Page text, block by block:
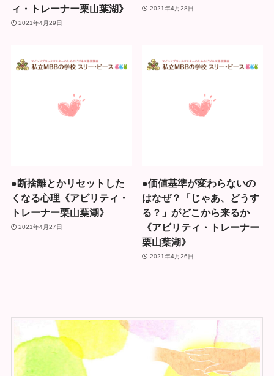
ィ・トレーナー栗山葉湖》
2021年4月29日
2021年4月28日
●断捨離とかリセットした
くなる心理《アビリティ・
トレーナー栗山葉湖》
2021年4月27日
●価値基準が変わらないの
はなぜ？「じゃあ、どうす
る？」がどこから来るか
《アビリティ・トレーナー
栗山葉湖》
2021年4月26日